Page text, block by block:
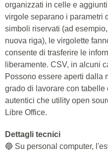
organizzati in celle e
virgole separano i parametri
simboli riservati (ad
nuova riga), le virgolette
consente di trasferire le
liberamente. CSV, in alcuni
Possono essere aperti dalla
grado di lavorare con tabelle
autentici che utility open
Libre Office.
Dettagli tecnici
🔵 Su personal computer,